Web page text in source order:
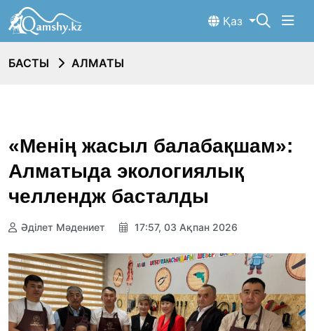
Қаз
БАСТЫ АЛМАТЫ
«Менің жасыл балабақшам»:
Алматыда экологиялық
челлендж басталды
Әділет Мәдениет 17:57, 03 Ақпан 2026